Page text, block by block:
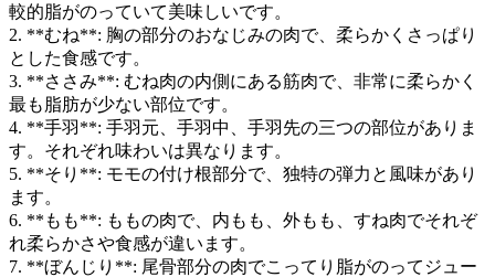
較的脂がのっていて美味しいです。
2. **むね**: 胸の部分のおなじみの肉で、柔らかくさっぱり
とした食感です。
3. **ささみ**: むね肉の内側にある筋肉で、非常に柔らかく
最も脂肪が少ない部位です。
4. **手羽**: 手羽元、手羽中、手羽先の三つの部位がありま
す。それぞれ味わいは異なります。
5. **そり**: モモの付け根部分で、独特の弾力と風味があり
ます。
6. **もも**: ももの肉で、内もも、外もも、すね肉でそれぞ
れ柔らかさや食感が違います。
7. **ぼんじり**: 尾骨部分の肉でこってり脂がのってジュー